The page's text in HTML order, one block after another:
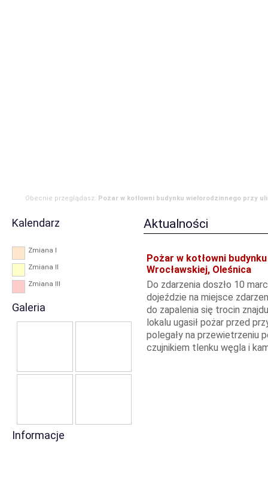
Obecnie przeglądasz: Pożar w kotłowni budynku wielorodzinnego przy
Kalendarz
Zmiana I
Zmiana II
Zmiana III
Galeria
Informacje
Aktualności
Pożar w kotłowni
Wrocławskiej, Oleśnica
Do zdarzenia doszło 10
dojeździe na miejsce
do zapalenia się trocin
lokalu ugasił pożar przed
polegały na przewietrzeniu
czujnikiem tlenku węgla i